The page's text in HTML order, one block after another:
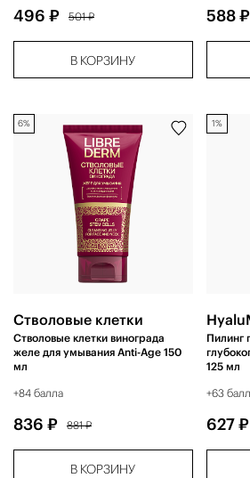
496 ₽ 501 ₽
В КОРЗИНУ
588 ₽
Стволовые клетки
Стволовые клетки винограда
желе для умывания Anti-Age 150
мл
+84 балла
836 ₽ 881 ₽
В КОРЗИНУ
6%
Пилинг
125 мл
+63
627 ₽
1%